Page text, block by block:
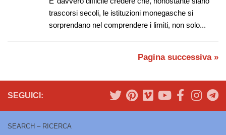
trascorsi secoli, le istituzioni monegasche si
sorprendano nel comprendere i limiti, non solo...
Pagina successiva »
SEGUICI:
SEARCH – RICERCA